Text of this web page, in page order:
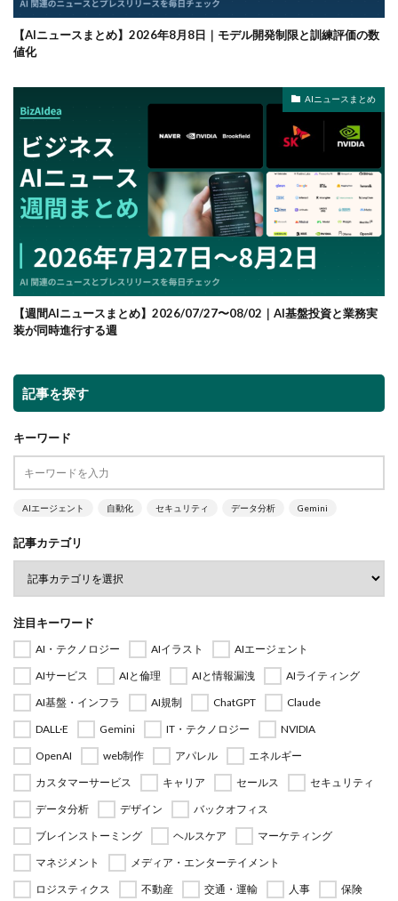
【AIニュースまとめ】2026年8月8日｜モデル開発制限と訓練評価の数
値化
AIニュースまとめ
【週間AIニュースまとめ】2026/07/27〜08/02｜AI基盤投資と業務実
装が同時進行する週
記事を探す
キーワード
AIエージェント 自動化 セキュリティ データ分析 Gemini
記事カテゴリ
注目キーワード
AI・テクノロジー AIイラスト
AIエージェント
AIサービス
AIと倫理 AIと情報漏洩
AIライティング
AI基盤・インフラ
AI規制 ChatGPT
Claude
DALL·E
Gemini IT・テクノロジー
NVIDIA
OpenAI
web制作 アパレル
エネルギー
カスタマーサービス
キャリア セールス
セキュリティ
データ分析
デザイン
バックオフィス
ブレインストーミング
ヘルスケア
マーケティング
マネジメント
メディア・エンターテイメント
ロジスティクス
不動産 交通・運輸 人事 保険